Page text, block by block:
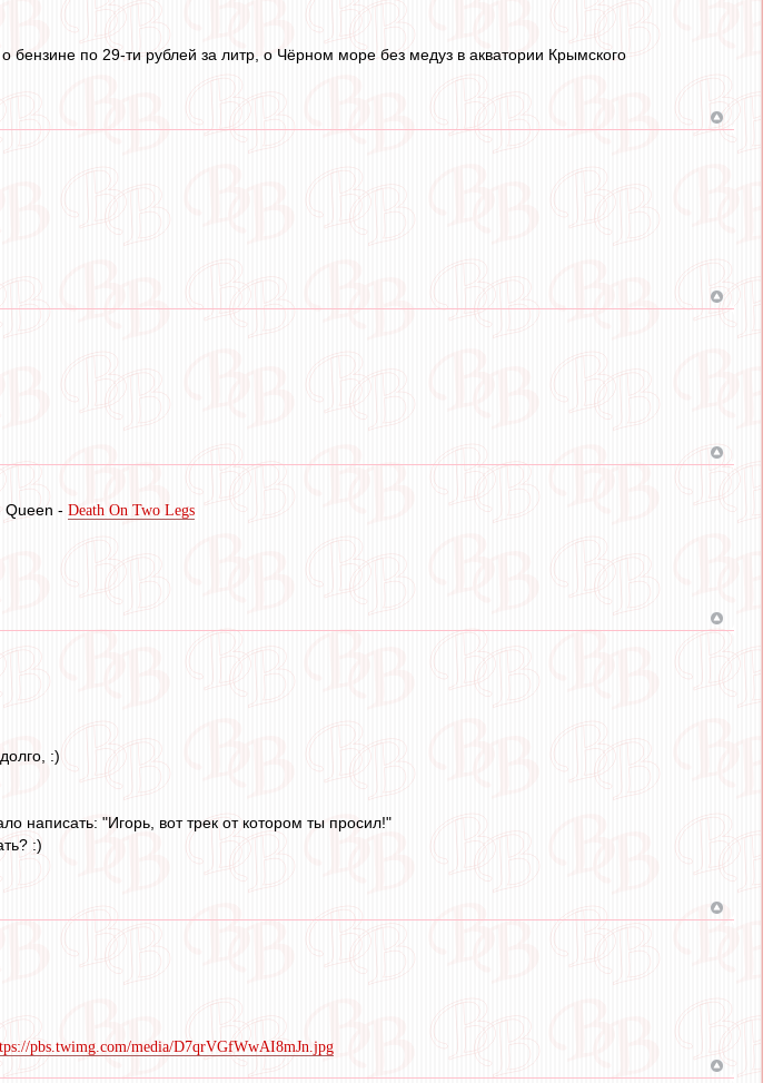
бензине по 29-ти рублей за литр, о Чёрном море без медуз в акватории Крымского
Queen - Death On Two Legs
:)
написать: "Игорь, вот трек от котором ты просил!"
:)
pbs.twimg.com/media/D7qrVGfWwAI8mJn.jpg